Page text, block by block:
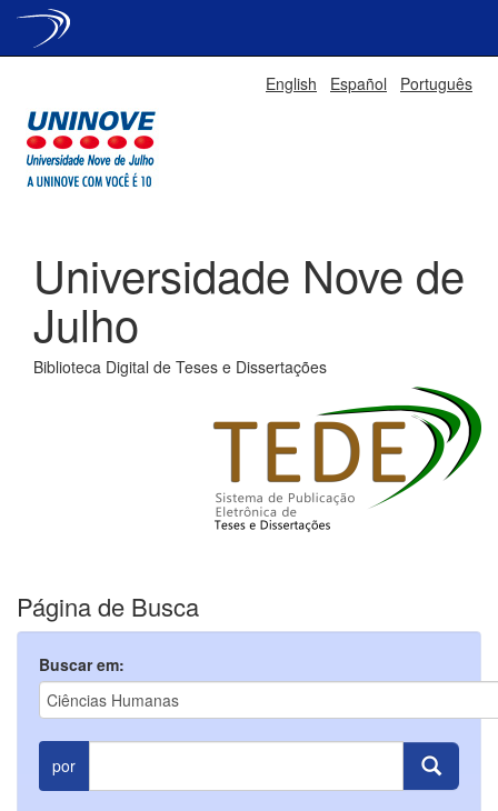
English Español Português
Universidade Nove de
Julho
Biblioteca Digital de Teses e Dissertações
Página de Busca
Buscar em:
por